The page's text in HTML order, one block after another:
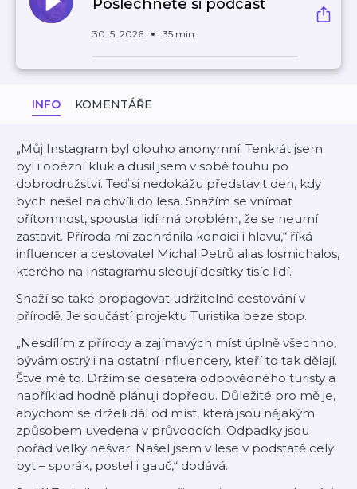
Poslechněte si podcast
30. 5. 2026 35 min
INFO KOMENTÁŘE
„Můj Instagram byl dlouho anonymní. Tenkrát jsem
byl i obézní kluk a dusil jsem v sobě touhu po
dobrodružství. Teď si nedokážu představit den, kdy
bych nešel na chvíli do lesa. Snažím se vnímat
přítomnost, spousta lidí má problém, že se neumí
zastavit. Příroda mi zachránila kondici i hlavu,“ říká
influencer a cestovatel Michal Petrů alias losmichalos,
kterého na Instagramu sledují desítky tisíc lidí.
Snaží se také propagovat udržitelné cestování v
přírodě. Je součástí projektu Turistika beze stop.
„Nesdílím z přírody a zajímavých míst úplně všechno,
bývám ostrý i na ostatní influencery, kteří to tak dělají.
Štve mě to. Držím se desatera odpovědného turisty a
například hodně plánuji dopředu. Důležité pro mě je,
abychom se drželi dál od míst, která jsou nějakým
způsobem uvedena v průvodcích. Odpadky jsou
pořád velký nešvar. Našel jsem v lese v podstatě celý
byt – sporák, postel i gauč,“ dodává.